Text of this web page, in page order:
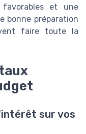
et une
bonne préparation
faire toute la
sur vos